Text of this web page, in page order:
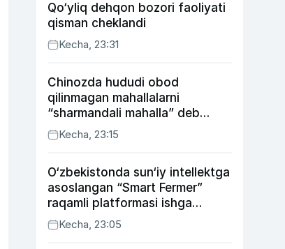
Qo‘yliq dehqon bozori faoliyati
qisman cheklandi
Kecha, 23:31
Chinozda hududi obod
qilinmagan mahallalarni
“sharmandali mahalla” deb
belgilash boshlandi
Kecha, 23:15
O‘zbekistonda sun‘iy intellektga
asoslangan “Smart Fermer”
raqamli platformasi ishga
tushiriladi
Kecha, 23:05